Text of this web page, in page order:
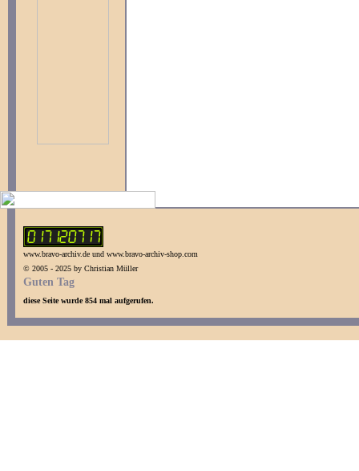
www.bravo-archiv.de und www.bravo-archiv-shop.com
© 2005 - 2025 by Christian Müller
Guten Tag
diese Seite wurde 854 mal aufgerufen.